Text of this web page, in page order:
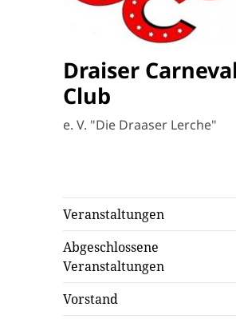
Draiser
Club
e. V. "Die Draaser Lerche"
Veranstaltungen
Abgeschlossene
Veranstaltungen
Vorstand